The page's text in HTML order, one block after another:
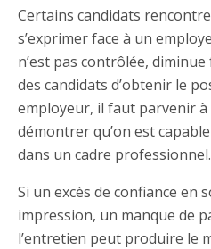
Certains candidats
s’exprimer face à un
n’est pas contrôlée,
des candidats d’obtenir le
employeur, il faut parvenir
démontrer qu’on est
dans un cadre professionnel.
Si un excès de confiance en
impression, un manque de
l’entretien peut produire le